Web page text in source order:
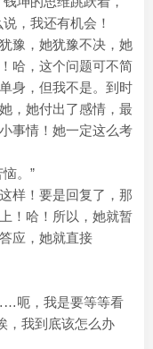
，我还有机会！
豫，她犹豫不决，她
哈，这个问题可不简
身，但我不是。到时
，她付出了感情，最
事情！她一定这么考
。”
样！要是回复了，那
！哈！所以，她就暂
应，她就直接
呃，我是要等等看
，我到底该怎么办